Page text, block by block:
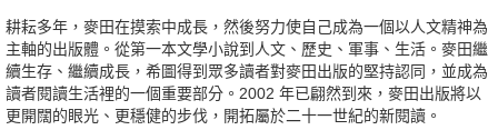
耕耘多年，麥田在摸索中成長，然後努力使自己成為一個以人文精神為
主軸的出版體。從第一本文學小說到人文、歷史、軍事、生活。麥田繼
續生存、繼續成長，希圖得到眾多讀者對麥田出版的堅持認同，並成為
讀者閱讀生活裡的一個重要部分。2002 年已翩然到來，麥田出版將以
更開闊的眼光、更穩健的步伐，開拓屬於二十一世紀的新閱讀。